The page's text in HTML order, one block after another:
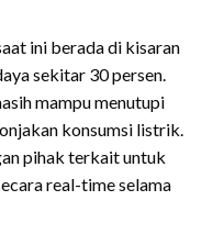
ini berada di kisaran
sekitar 30 persen.
mampu menutupi
konsumsi listrik.
pihak terkait untuk
real-time selama